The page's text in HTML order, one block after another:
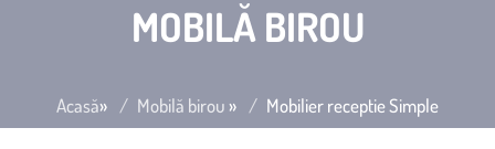
MOBILĂ BIROU
Acasă» Mobilă birou» Mobilier receptie Simple